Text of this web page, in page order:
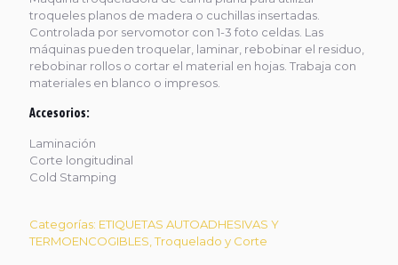
troqueles planos de madera o cuchillas insertadas.
Controlada por servomotor con 1-3 foto celdas. Las
máquinas pueden troquelar, laminar, rebobinar el residuo,
rebobinar rollos o cortar el material en hojas. Trabaja con
materiales en blanco o impresos.
Accesorios:
Laminación
Corte longitudinal
Cold Stamping
Categorías: ETIQUETAS AUTOADHESIVAS Y
TERMOENCOGIBLES ,Troquelado y Corte